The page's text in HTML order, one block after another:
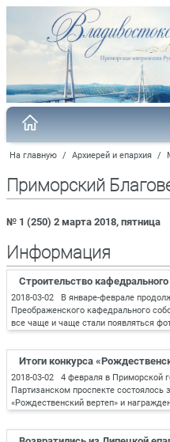
На главную / Архиерей и епархия /
Приморский
№ 1 (250) 2 марта 2018, пятница
Информация
Строительство
2018-03-02 В январе-феврале
Преображенского кафедрального
все чаще и чаще стали появляться
Итоги конкурса
2018-03-02 4 февраля в Приморской
Партизанском проспекте состоялось
«Рождественский вертеп» и